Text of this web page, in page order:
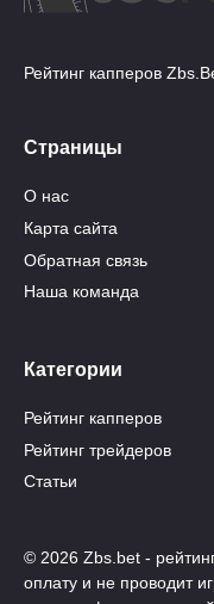
Рейтинг капперов
Страницы
О нас
Карта сайта
Обратная связь
Наша команда
Категории
Рейтинг капперов
Рейтинг трейдеров
Статьи
© 2026 Zbs.bet -
оплату и не проводит